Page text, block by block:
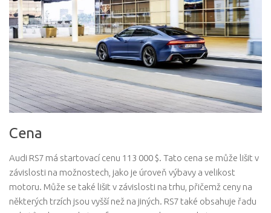
Cena
Audi RS7 má startovací cenu 113 000 $. Tato cena se může lišit v
závislosti na možnostech, jako je úroveň výbavy a velikost
motoru. Může se také lišit v závislosti na trhu, přičemž ceny na
některých trzích jsou vyšší než na jiných. RS7 také obsahuje řadu